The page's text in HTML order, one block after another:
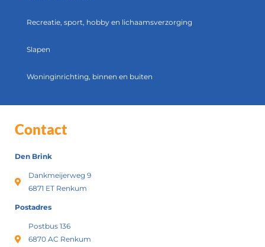
Recreatie, sport, hobby en lichaamsverzorging
Slapen
Woninginrichting, binnen en buiten
Contact
Den Brink
Dankmeijerweg 9
6871 ET Renkum
Postadres
Postbus 136
6870 AC Renkum